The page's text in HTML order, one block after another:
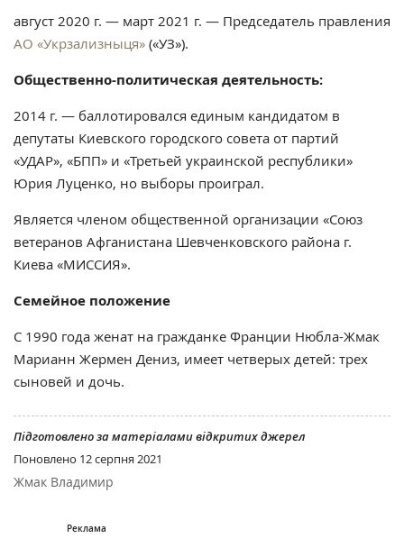
август 2020 г. — март 2021 г. — Председатель правления
АО «Укрзализныця» («УЗ»).
Общественно-политическая деятельность:
2014 г. — баллотировался единым кандидатом в
депутаты Киевского городского совета от партий
«УДАР», «БПП» и «Третьей украинской республики»
Юрия Луценко, но выборы проиграл.
Является членом общественной организации «Союз
ветеранов Афганистана Шевченковского района г.
Киева «МИССИЯ».
Семейное положение
С 1990 года женат на гражданке Франции Нюбла-Жмак
Марианн Жермен Дениз, имеет четверых детей: трех
сыновей и дочь.
Підготовлено за матеріалами відкритих джерел
Поновлено 12 серпня 2021
Жмак Владимир